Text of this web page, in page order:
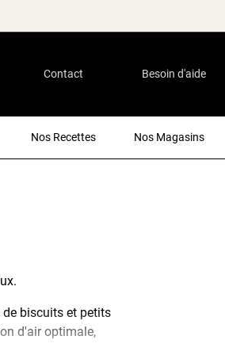
Contact Besoin d'aide
Nos Recettes Nos Magasins
de biscuits et petits
d'air optimale,